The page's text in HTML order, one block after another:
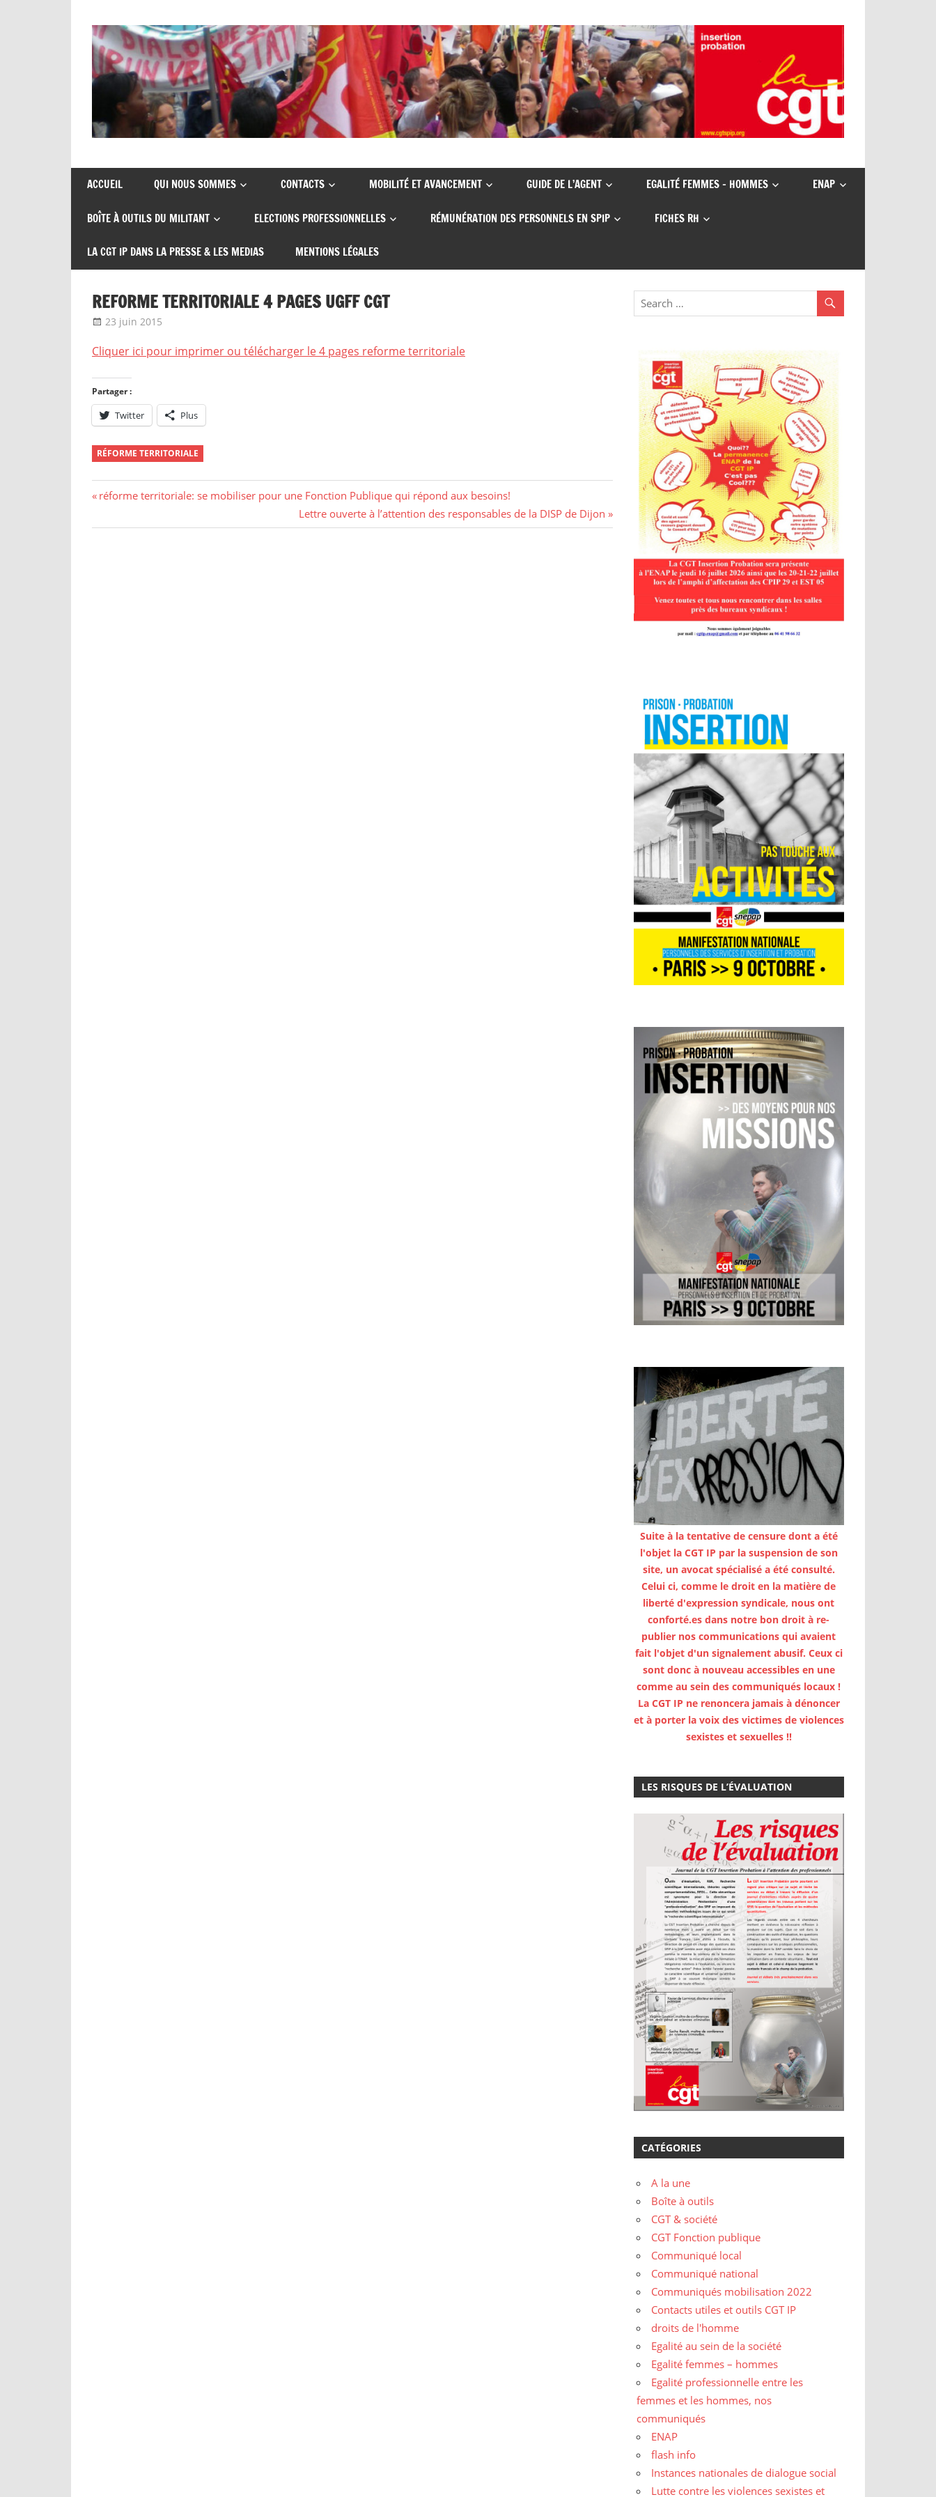
content
CGT
insertion
probation
de
syndicats
insertion
ACCUEIL QUI NOUS SOMMES CONTACTS MOBILITÉ ET AVANCEMENT GUIDE DE L’AGENT EGALITÉ FEMMES – HOMMES ENAP
BOÎTE À OUTILS DU MILITANT ELECTIONS PROFESSIONNELLES RÉMUNÉRATION DES PERSONNELS EN SPIP FICHES RH
LA CGT IP DANS LA PRESSE & LES MEDIAS MENTIONS LÉGALES
REFORME TERRITORIALE 4 PAGES UGFF CGT
23 juin 2015
Cliquer ici pour imprimer ou télécharger le 4 pages reforme territoriale
Partager :
Twitter Plus
RÉFORME TERRITORIALE
Navigation
de
Previous
réforme territoriale: se mobiliser pour une Fonction Publique qui répond aux besoins!
Next
Post:
Lettre ouverte à l’attention des responsables de la DISP de Dijon
Suite à la tentative de censure dont a été
l'objet la CGT IP par la suspension de son
site, un avocat spécialisé a été consulté.
Celui ci, comme le droit en la matière de
liberté d'expression syndicale, nous ont
conforté.es dans notre bon droit à re-
publier nos communications qui avaient
fait l'objet d'un signalement abusif. Ceux ci
sont donc à nouveau accessibles en une
comme au sein des communiqués locaux !
La CGT IP ne renoncera jamais à dénoncer
et à porter la voix des victimes de violences
sexistes et sexuelles !!
LES RISQUES DE L’ÉVALUATION
CATÉGORIES
A la une
Boîte à outils
CGT & société
CGT Fonction publique
Communiqué local
Communiqué national
Communiqués mobilisation 2022
Contacts utiles et outils CGT IP
droits de l'homme
Egalité au sein de la société
Egalité femmes – hommes
Egalité professionnelle entre les
femmes et les hommes, nos
communiqués
ENAP
flash info
Instances nationales de dialogue social
Lutte contre les violences sexistes et